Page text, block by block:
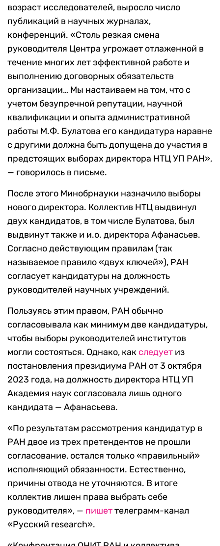
возраст исследователей, выросло число
публикаций в научных журналах,
конференций. «Столь резкая смена
руководителя Центра угрожает отлаженной в
течение многих лет эффективной работе и
выполнению договорных обязательств
организации… Мы настаиваем на том, что с
учетом безупречной репутации, научной
квалификации и опыта административной
работы М.Ф. Булатова его кандидатура наравне
с другими должна быть допущена до участия в
предстоящих выборах директора НТЦ УП РАН»,
— говорилось в письме.
После этого Минобрнауки назначило выборы
нового директора. Коллектив НТЦ выдвинул
двух кандидатов, в том числе Булатова, был
выдвинут также и и.о. директора Афанасьев.
Согласно действующим правилам (так
называемое правило «двух ключей»), РАН
согласует кандидатуры на должность
руководителей научных учреждений.
Пользуясь этим правом, РАН обычно
согласовывала как минимум две кандидатуры,
чтобы выборы руководителей институтов
могли состояться. Однако, как следует из
постановления президиума РАН от 3 октября
2023 года, на должность директора НТЦ УП
Академия наук согласовала лишь одного
кандидата — Афанасьева.
«По результатам рассмотрения кандидатур в
РАН двое из трех претендентов не прошли
согласование, остался только «правильный»
исполняющий обязанности. Естественно,
причины отвода не уточняются. В итоге
коллектив лишен права выбрать себе
руководителя», — пишеттелеграмм-канал
«Русский research».